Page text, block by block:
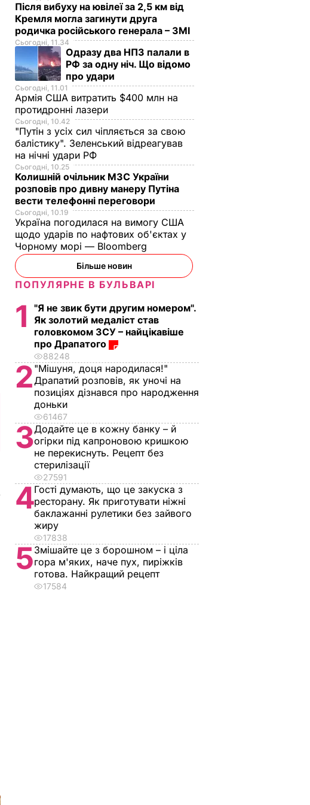
Після вибуху на ювілеї за 2,5 км від
Кремля могла загинути друга
родичка російського генерала – ЗМІ
Сьогодні, 11.34
Одразу два НПЗ палали в
РФ за одну ніч. Що відомо
про удари
Сьогодні, 11.01
Армія США витратить $400 млн на
протидронні лазери
Сьогодні, 10.42
"Путін з усіх сил чіпляється за свою
балістику". Зеленський відреагував
на нічні удари РФ
Сьогодні, 10.25
Колишній очільник МЗС України
розповів про дивну манеру Путіна
вести телефонні переговори
Сьогодні, 10.19
Україна погодилася на вимогу США
щодо ударів по нафтових об'єктах у
Чорному морі — Bloomberg
Більше новин
ПОПУЛЯРНЕ В БУЛЬВАРІ
1
"Я не звик бути другим номером".
Як золотий медаліст став
головкомом ЗСУ – найцікавіше
про Драпатого
88248
2 "Мішуня, доця народилася!"
Драпатий розповів, як уночі на
позиціях дізнався про народження
доньки
61467
3Додайте це в кожну банку – й
огірки під капроновою кришкою
не перекиснуть. Рецепт без
стерилізації
27591
4Гості думають, що це закуска з
ресторану. Як приготувати ніжні
баклажанні рулетики без зайвого
жиру
17838
5Змішайте це з борошном – і ціла
гора м'яких, наче пух, пиріжків
готова. Найкращий рецепт
17584